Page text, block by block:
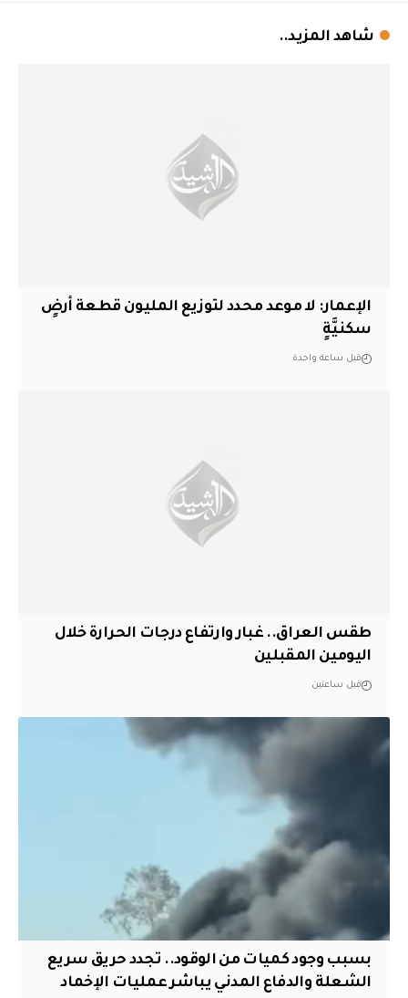
شاهد المزيد..
الإعمار: لا موعد محدد لتوزيع المليون قطعة أرضٍ
سكنيَّةٍ
قبل ساعة واحدة
طقس العراق.. غبار وارتفاع درجات الحرارة خلال
اليومين المقبلين
قبل ساعتين
بسبب وجود كميات من الوقود.. تجدد حريق سريع
الشعلة والدفاع المدني يباشر عمليات الإخماد